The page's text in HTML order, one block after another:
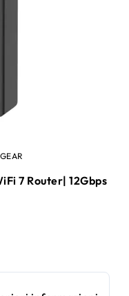
7 Router| 12Gbps